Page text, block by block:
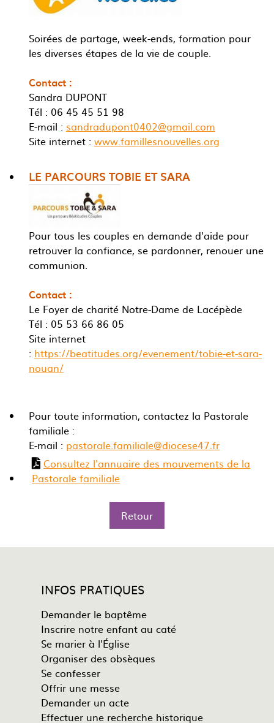
Soirées de partage, week-ends, formation pour
les diverses étapes de la vie de couple.
Contact :
Sandra DUPONT
Tél : 06 45 45 51 98
E-mail : sandradupont0402@gmail.com
Site internet : www.famillesnouvelles.org
LE PARCOURS TOBIE ET SARA
Pour tous les couples en demande d'aide pour
retrouver la confiance, se pardonner, renouer une
communion.
Contact :
Le Foyer de charité Notre-Dame de Lacépède
Tél : 05 53 66 86 05
Site internet
: https://beatitudes.org/evenement/tobie-et-sara-
nouan/
Pour toute information, contactez la Pastorale
familiale :
E-mail : pastorale.familiale@diocese47.fr
Consultez l'annuaire des mouvements de la
Pastorale familiale
Retour
INFOS PRATIQUES
Demander le baptême
Inscrire notre enfant au caté
Se marier à l'Église
Organiser des obsèques
Se confesser
Offrir une messe
Demander un acte
Effectuer une recherche historique